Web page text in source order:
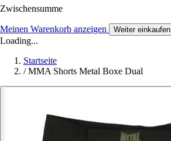
Zwischensumme
Meinen Warenkorb anzeigen Weiter einkaufen
Loading...
Startseite
/ MMA Shorts Metal Boxe Dual